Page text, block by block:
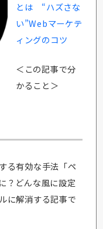
とは “ハズさな
い”Webマーケテ
ィングのコツ
＜この記事で分
かること＞
る有効な手法「ペ
？どんな風に設定
に解消する記事で